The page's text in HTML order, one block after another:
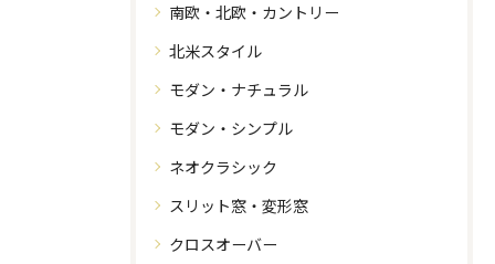
南欧・北欧・カントリー
北米スタイル
モダン・ナチュラル
モダン・シンプル
ネオクラシック
スリット窓・変形窓
クロスオーバー